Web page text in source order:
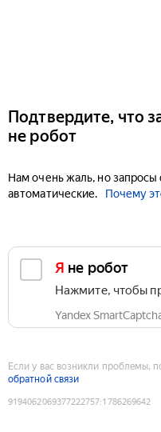
Подтвердите, что
не робот
Нам очень жаль, но запросы
автоматические.
Почему
Я не робот
Нажмите, чтобы
Yandex
Если у вас возникли проблемы,
обратной связи
9194062069377222757:1786269642